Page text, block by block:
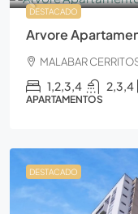
DESTACADO
Arvore
MALABAR
1,2,3,4 2,3,4
APARTAMENTOS
DESTACADO